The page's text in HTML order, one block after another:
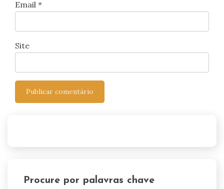
Email *
Site
Procure por palavras chave